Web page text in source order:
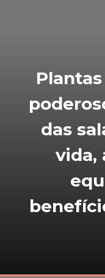
das
vida,